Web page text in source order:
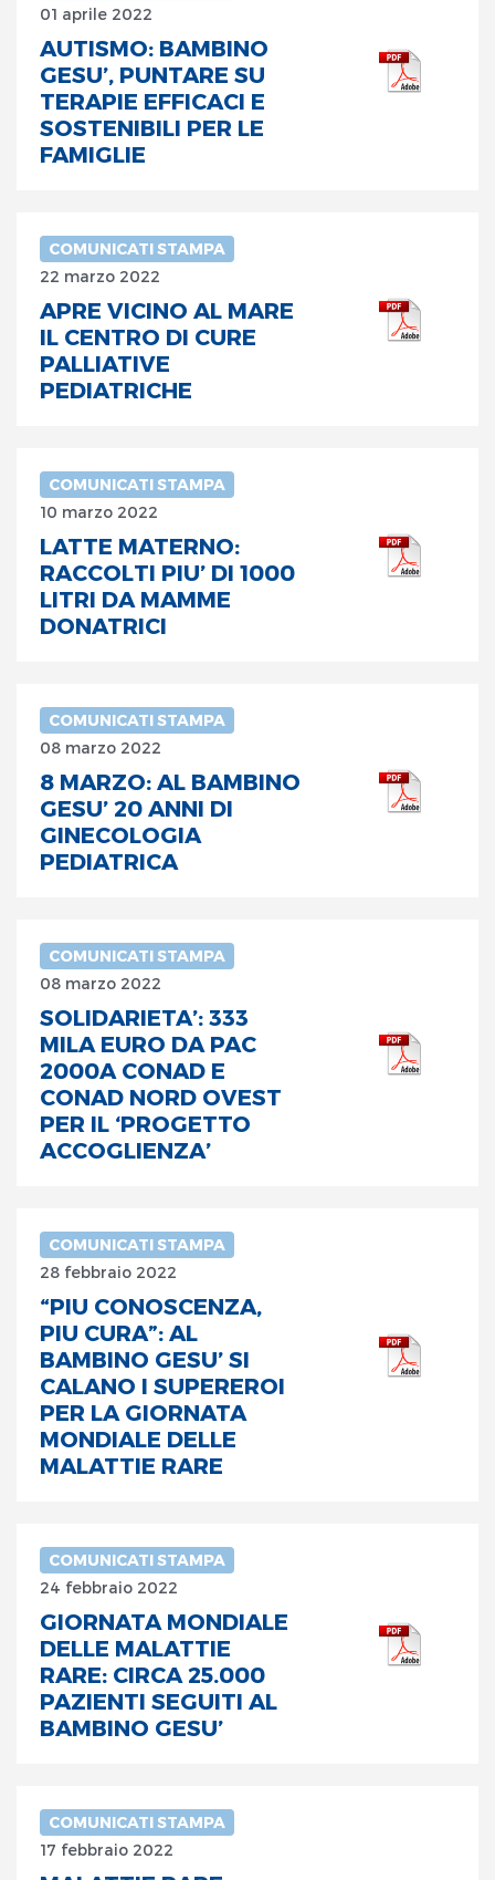
01 aprile 2022
AUTISMO: BAMBINO
GESU’, PUNTARE SU
TERAPIE EFFICACI E
SOSTENIBILI PER LE
FAMIGLIE
COMUNICATI STAMPA
22 marzo 2022
APRE VICINO AL MARE
IL CENTRO DI CURE
PALLIATIVE
PEDIATRICHE
COMUNICATI STAMPA
10 marzo 2022
LATTE MATERNO:
RACCOLTI PIU’ DI 1000
LITRI DA MAMME
DONATRICI
COMUNICATI STAMPA
08 marzo 2022
8 MARZO: AL BAMBINO
GESU’ 20 ANNI DI
GINECOLOGIA
PEDIATRICA
COMUNICATI STAMPA
08 marzo 2022
SOLIDARIETA’: 333
MILA EURO DA PAC
2000A CONAD E
CONAD NORD OVEST
PER IL ‘PROGETTO
ACCOGLIENZA’
COMUNICATI STAMPA
28 febbraio 2022
“PIU CONOSCENZA,
PIU CURA”: AL
BAMBINO GESU’ SI
CALANO I SUPEREROI
PER LA GIORNATA
MONDIALE DELLE
MALATTIE RARE
COMUNICATI STAMPA
24 febbraio 2022
GIORNATA MONDIALE
DELLE MALATTIE
RARE: CIRCA 25.000
PAZIENTI SEGUITI AL
BAMBINO GESU’
COMUNICATI STAMPA
17 febbraio 2022